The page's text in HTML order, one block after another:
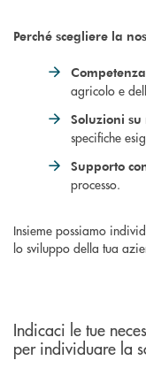
Perché scegliere la
agricolo e
Soluzioni su
specifiche
Supporto
processo.
Insieme possiamo
lo sviluppo della tua
Indicaci le tue
per individuare la